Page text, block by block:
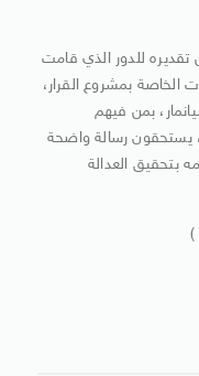
تقديره للدور الذي قامت
الخاصة بمشروع القرار،
بمن فيهم
يستحقون رسالة واضحة
بتحقيق العدالة
)